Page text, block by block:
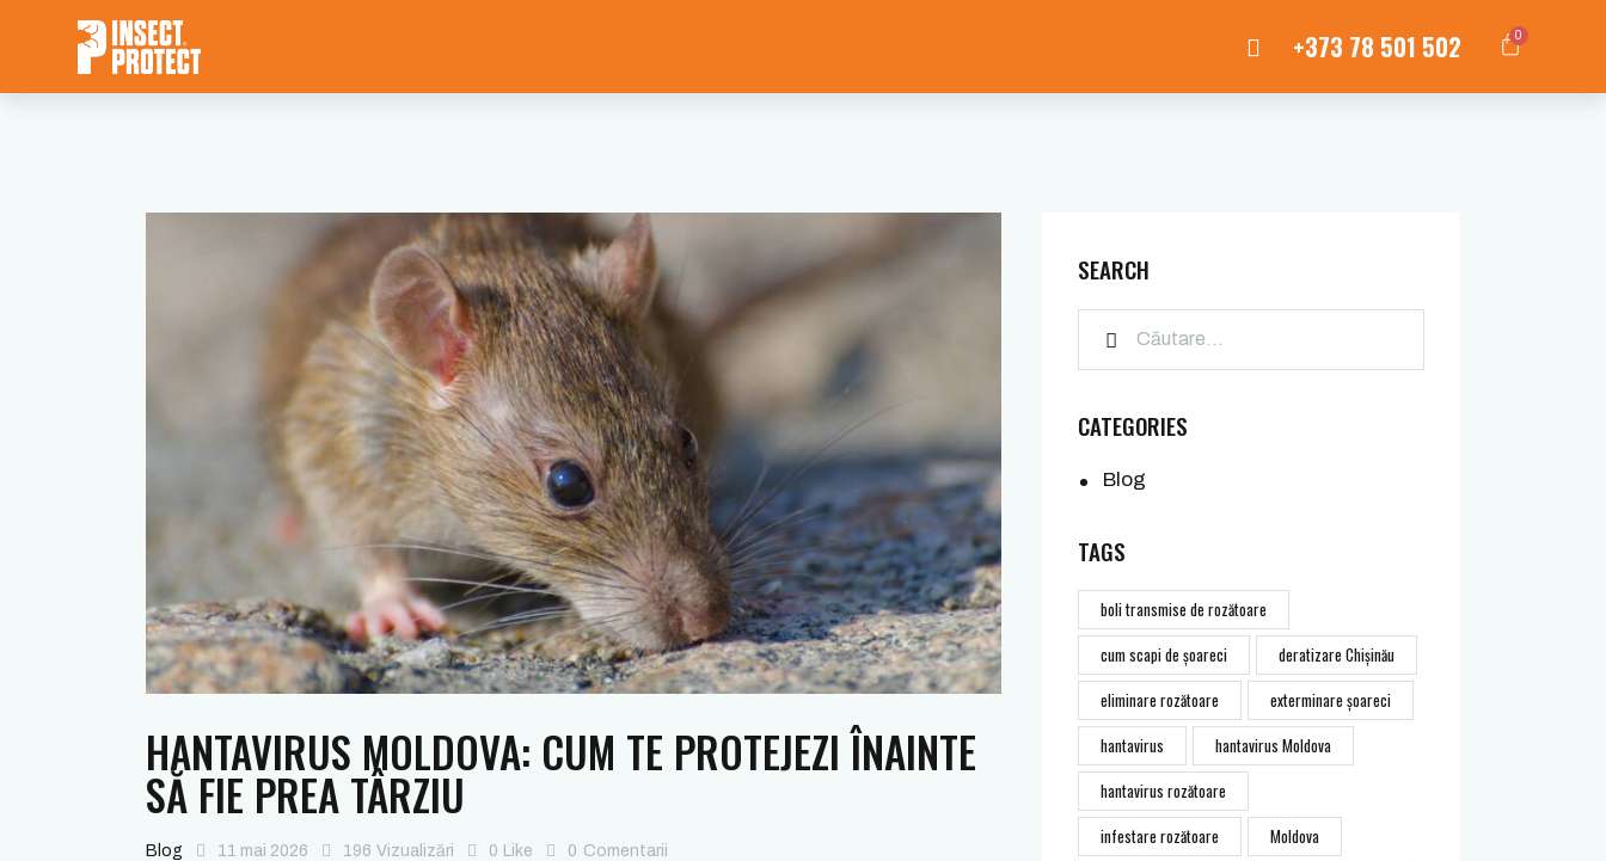
+373 78 501 502 0
HANTAVIRUS MOLDOVA: CUM TE PROTEJEZI ÎNAINTE
SĂ FIE PREA TÂRZIU
Blog 11 mai 2026 196 Vizualizări 0 Like 0 Comentarii
SEARCH
CATEGORIES
Blog
TAGS
boli transmise de rozătoare
cum scapi de șoareci
deratizare Chișinău
eliminare rozătoare
exterminare șoareci
hantavirus
hantavirus Moldova
hantavirus rozătoare
infestare rozătoare
Moldova